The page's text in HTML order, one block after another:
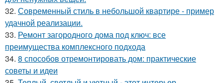
32. Современный стиль в небольшой квартире - пример
удачной реализации.
33. Ремонт загородного дома под ключ: все
преимущества комплексного подхода
34. 8 способов отремонтировать дом: практические
советы и идеи